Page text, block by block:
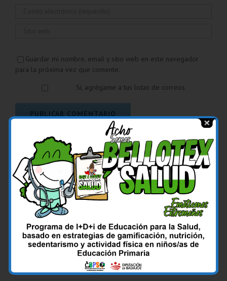
Guardar mi nombre, email y sitio web en este navegador
para la próxima vez que comente.
Sí, agrégame a tus listas de correos
Popular Reciente
Los Profesores Dr. Francisco José Rodríguez
Velasco y Dra. Guadalupe Gil Fernández
padrinos de la XIV Promoción del Grado en
Enfermería de la Facultad de Medicina y
Ciencias de la Salud de la UEx